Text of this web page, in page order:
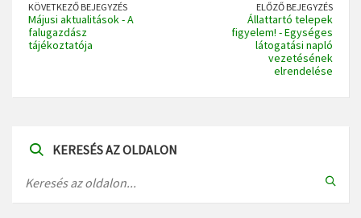
KÖVETKEZŐ BEJEGYZÉS
Májusi aktualitások - A
falugazdász
tájékoztatója
ELŐZŐ BEJEGYZÉS
Állattartó telepek
figyelem! - Egységes
látogatási napló
vezetésének
elrendelése
KERESÉS AZ OLDALON